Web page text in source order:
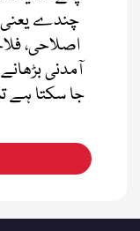
چندے یعنی
اصلاحی،
آمدنی
جا سکتا ہے